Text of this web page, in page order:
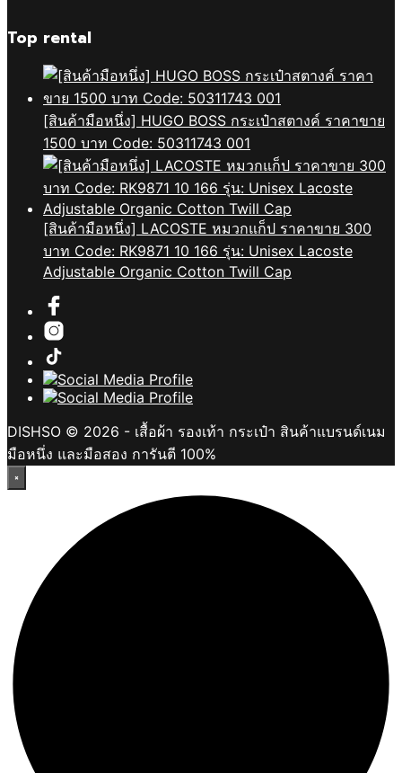
Top rental
[สินค้ามือหนึ่ง] HUGO BOSS กระเป๋าสตางค์ ราคาขาย
1500 บาท Code: 50311743 001
[สินค้ามือหนึ่ง] LACOSTE หมวกแก็ป ราคาขาย 300
บาท Code: RK9871 10 166 รุ่น: Unisex Lacoste
Adjustable Organic Cotton Twill Cap
DISHSO © 2026 - เสื้อผ้า รองเท้า กระเป๋า สินค้าแบรนด์เนม
มือหนึ่ง และมือสอง การันตี 100%
×